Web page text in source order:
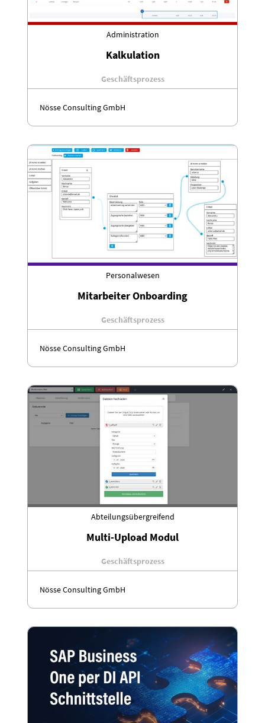
Administration
Kalkulation
Geschäftsprozess
Nösse Consulting GmbH
Personalwesen
Mitarbeiter Onboarding
Geschäftsprozess
Nösse Consulting GmbH
Abteilungsübergreifend
Multi-Upload Modul
Geschäftsprozess
Nösse Consulting GmbH